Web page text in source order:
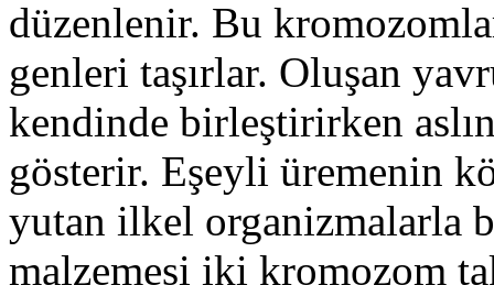
düzenlenir. Bu
genleri taşırlar. Oluşan
kendinde birleştirirken
gösterir. Eşeyli üremenin
yutan ilkel organizmalarla
malzemesi iki kromozom